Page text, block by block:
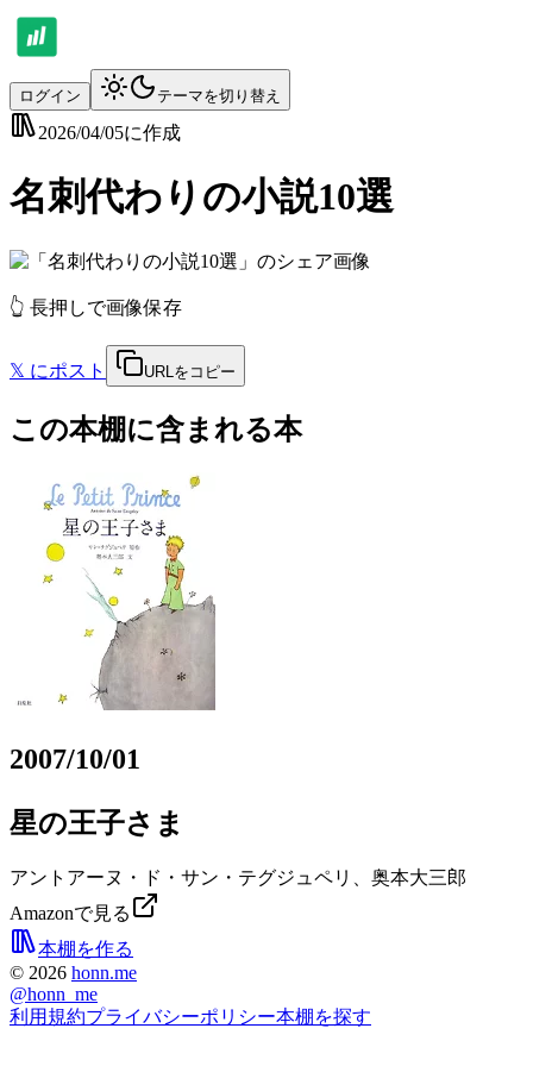
ログイン テーマを切り替え
2026/04/05に作成
名刺代わりの小説10選
👆 長押しで画像保存
𝕏 にポスト URLをコピー
この本棚に含まれる本
2007/10/01
星の王子さま
アントアーヌ・ド・サン・テグジュペリ、奥本大三郎
Amazonで見る
本棚を作る
© 2026 honn.me
@honn_me
利用規約プライバシーポリシー本棚を探す